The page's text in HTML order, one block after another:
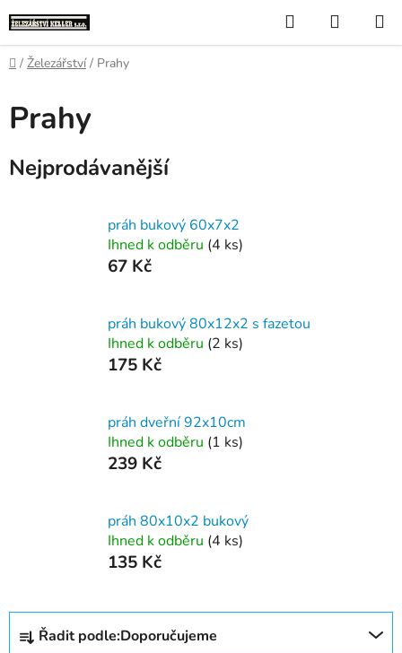
na
obsah
Hledat
KOŠÍK
Domů
/ Železářství / Prahy
Prahy
Nejprodávanější
práh bukový 60x7x2
Ihned k odběru (4 ks)
67 Kč
práh bukový 80x12x2 s fazetou
Ihned k odběru (2 ks)
175 Kč
práh dveřní 92x10cm
Ihned k odběru (1 ks)
239 Kč
práh 80x10x2 bukový
Ihned k odběru (4 ks)
135 Kč
Ř
Řadit podle:Doporučujeme